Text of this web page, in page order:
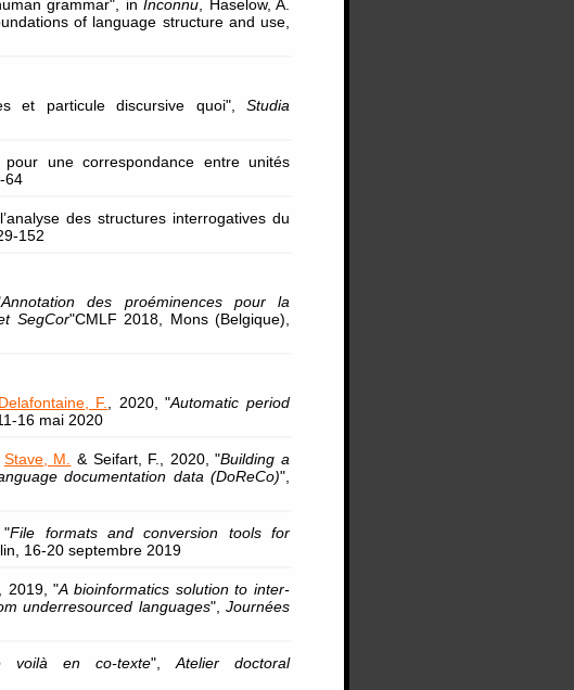
grammar", inInconnu , Haselow, A.
of language structure and use,
et particule discursive quoi", Studia
une correspondance entre unités
64
des structures interrogatives du
152
Annotation des proéminences pour la
SegCor"CMLF 2018, Mons (Belgique),
Delafontaine, F. , 2020, "Automatic period
16 mai 2020
Stave, M. & Seifart, F., 2020, "Building a
documentation data (DoReCo)",
"File formats and conversion tools for
16-20 septembre 2019
2019, "A bioinformatics solution to inter-
underresourced languages", Journées
voilà en co-texte", Atelier doctoral